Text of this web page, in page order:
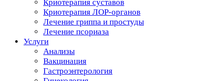
Криотерапия суставов
Криотерапия ЛОР-органов
Лечение гриппа и простуды
Лечение псориаза
Услуги
Анализы
Вакцинация
Гастроэнтерология